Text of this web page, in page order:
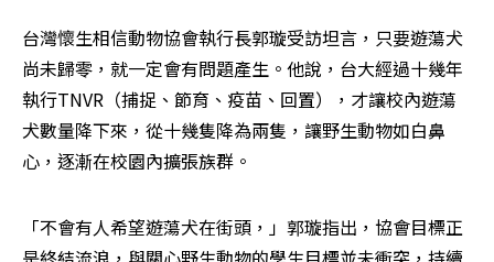
台灣懷生相信動物協會執行長郭璇受訪坦言，只要遊蕩犬
尚未歸零，就一定會有問題產生。他說，台大經過十幾年
執行TNVR（捕捉、節育、疫苗、回置），才讓校內遊蕩
犬數量降下來，從十幾隻降為兩隻，讓野生動物如白鼻
心，逐漸在校園內擴張族群。
「不會有人希望遊蕩犬在街頭，」郭璇指出，協會目標正